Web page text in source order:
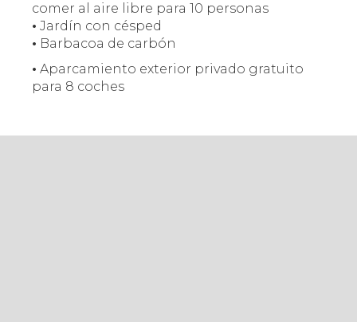
comer al aire libre para 10 personas
• Jardín con césped
• Barbacoa de carbón
• Aparcamiento exterior privado gratuito
para 8 coches